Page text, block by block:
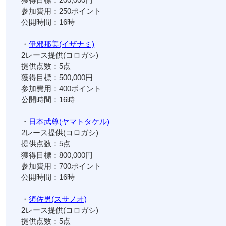
参加費用：250ポイント
公開時間：16時
・伊邪那美(イザナミ)
2レース提供(コロガシ)
提供点数：5点
獲得目標：500,000円
参加費用：400ポイント
公開時間：16時
・ 日本武尊(ヤマトタケル)
2レース提供(コロガシ)
提供点数：5点
獲得目標：800,000円
参加費用：700ポイント
公開時間：16時
・須佐男(スサノオ)
2レース提供(コロガシ)
提供点数：5点